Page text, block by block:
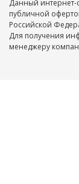
Данный интернет-
публичной
Российской
Для получения
менеджеру